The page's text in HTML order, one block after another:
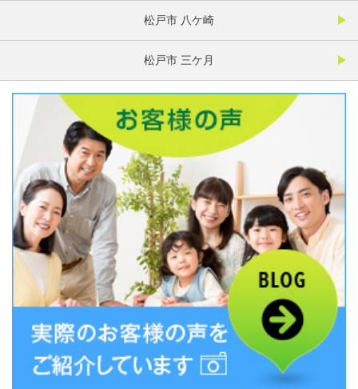
松戸市 八ケ崎
松戸市 三ケ月